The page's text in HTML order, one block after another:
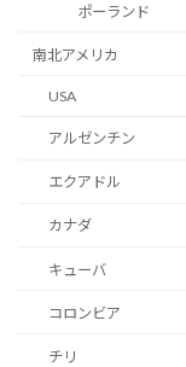
ポーランド
南北アメリカ
USA
アルゼンチン
エクアドル
カナダ
キューバ
コロンビア
チリ